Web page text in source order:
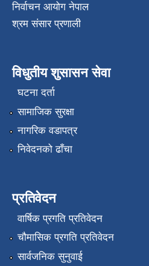
निर्वाचन आयोग नेपाल
श्रम संसार प्रणाली
विधुतीय शुसासन सेवा
घटना दर्ता
सामाजिक सुरक्षा
नागरिक वडापत्र
निवेदनको ढाँचा
प्रतिवेदन
वार्षिक प्रगति प्रतिवेदन
चौमासिक प्रगति प्रतिवेदन
सार्वजनिक सुनुवाई